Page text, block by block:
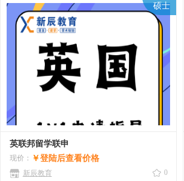
硕士
英联邦留学联申
现价： ￥登陆后查看价格
新辰教育 0